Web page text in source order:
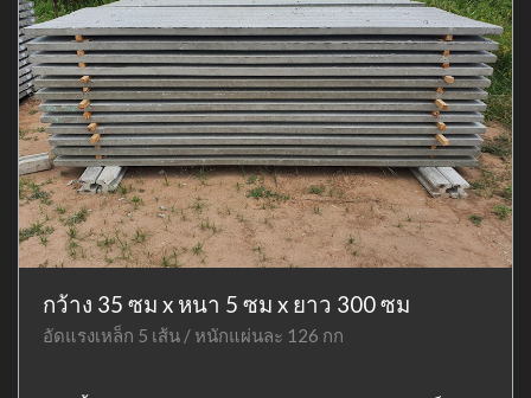
กว้าง 35 ซม x หนา 5 ซม x ยาว 300 ซม
อัดแรงเหล็ก 5 เส้น / หนักแผ่นละ 126 กก